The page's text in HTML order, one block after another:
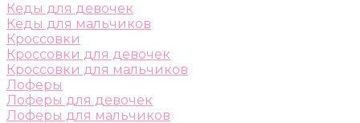
Кеды для девочек
Кеды для мальчиков
Кроссовки
Кроссовки для девочек
Кроссовки для мальчиков
Лоферы
Лоферы для девочек
Лоферы для мальчиков